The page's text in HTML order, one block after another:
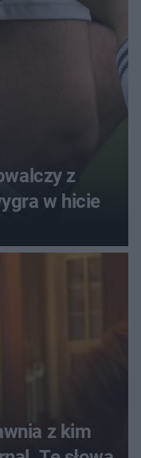
z
w hicie
z kim